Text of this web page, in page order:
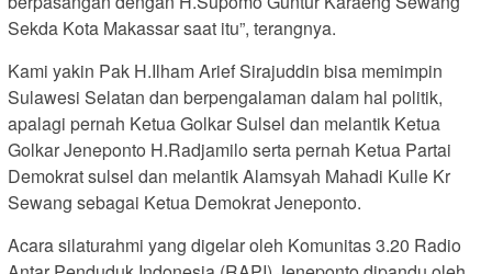
Sekda Kota Makassar saat itu”, terangnya.
Kami yakin Pak H.Ilham Arief Sirajuddin bisa memimpin
Sulawesi Selatan dan berpengalaman dalam hal politik,
apalagi pernah Ketua Golkar Sulsel dan melantik Ketua
Golkar Jeneponto H.Radjamilo serta pernah Ketua Partai
Demokrat sulsel dan melantik Alamsyah Mahadi Kulle Kr
Sewang sebagai Ketua Demokrat Jeneponto.
Acara silaturahmi yang digelar oleh Komunitas 3.20 Radio